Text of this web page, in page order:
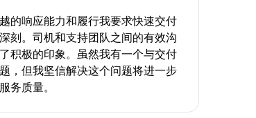
的响应能力和履行我要求快速交付
刻。司机和支持团队之间的有效沟
积极的印象。虽然我有一个与交付
，但我坚信解决这个问题将进一步
务质量。